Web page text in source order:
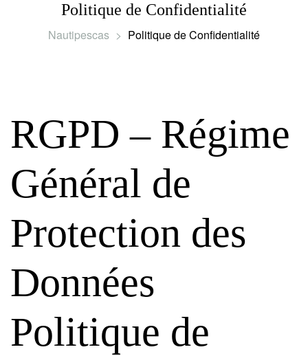
Politique de Confidentialité
Nautipescas > Politique de Confidentialité
RGPD – Régime
Général de
Protection des
Données
Politique de